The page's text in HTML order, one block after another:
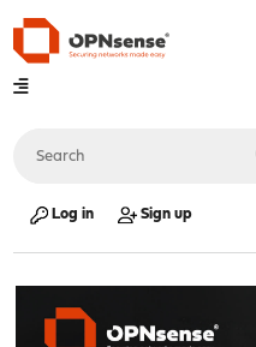
Log in Sign up